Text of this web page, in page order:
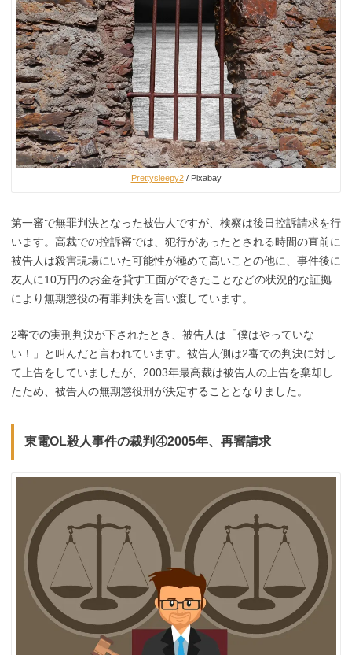
Prettysleepy2/ Pixabay
第一審で無罪判決となった被告人ですが、検察は後日控訴請求を行
います。高裁での控訴審では、犯行があったとされる時間の直前に
被告人は殺害現場にいた可能性が極めて高いことの他に、事件後に
友人に10万円のお金を貸す工面ができたことなどの状況的な証拠
により無期懲役の有罪判決を言い渡しています。
2審での実刑判決が下されたとき、被告人は「僕はやっていな
い！」と叫んだと言われています。被告人側は2審での判決に対し
て上告をしていましたが、2003年最高裁は被告人の上告を棄却し
たため、被告人の無期懲役刑が決定することとなりました。
東電OL殺人事件の裁判④2005年、再審請求